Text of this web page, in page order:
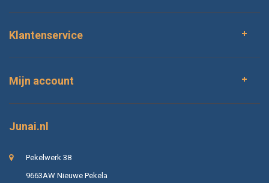
Klantenservice
Mijn account
Junai.nl
Pekelwerk 38
9663AW Nieuwe Pekela